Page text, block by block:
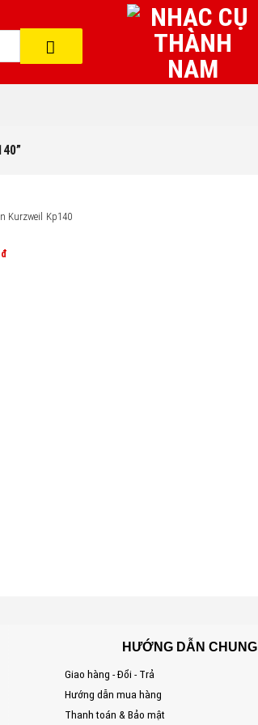
Kurzweil Kp140
đ
HƯỚNG DẪN CHUNG
Giao hàng - Đổi - Trả
Hướng dẫn mua hàng
Thanh toán & Bảo mật